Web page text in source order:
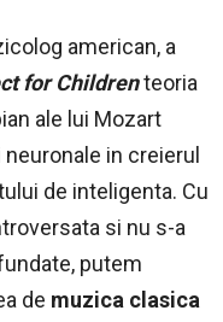
american, a
for Childrenteoria
ale lui Mozart
in creierul
de inteligenta. Cu
si nu s-a
putem
de muzica clasica